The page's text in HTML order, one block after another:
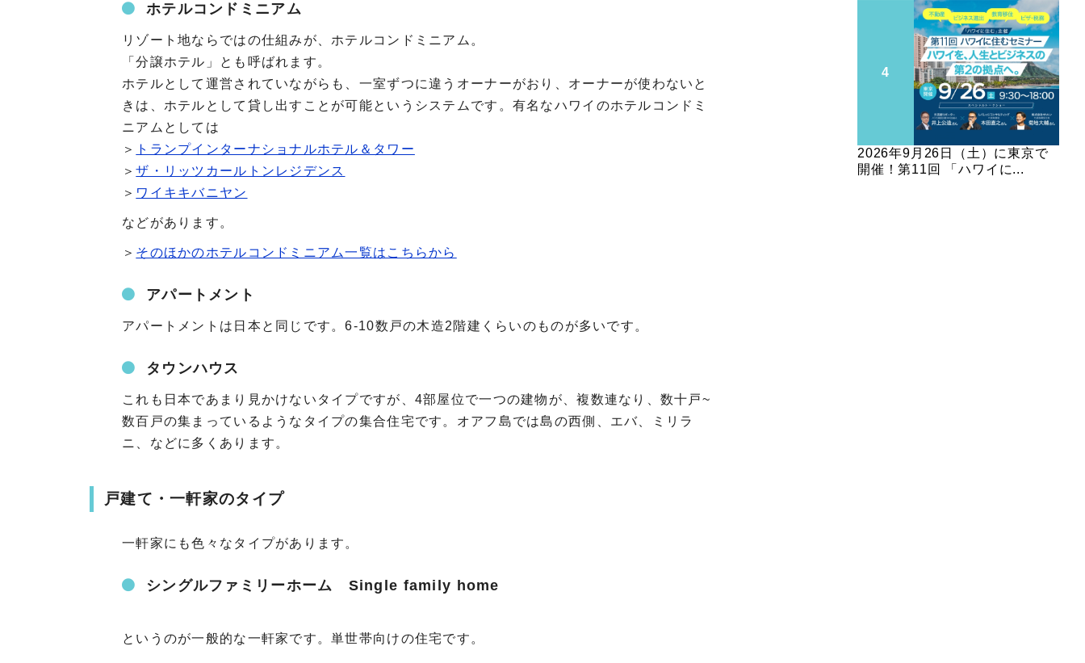
ホテルコンドミニアム
リゾート地ならではの仕組みが、ホテルコンドミニアム。
「分譲ホテル」とも呼ばれます。
ホテルとして運営されていながらも、一室ずつに違うオーナーがおり、オーナーが使わないと
きは、ホテルとして貸し出すことが可能というシステムです。有名なハワイのホテルコンドミ
ニアムとしては
＞
トランプインターナショナルホテル＆タワー
＞ザ・リッツカールトンレジデンス
＞ ワイキキバニヤン
などがあります。
＞ そのほかのホテルコンドミニアム一覧はこちらから
アパートメント
アパートメントは日本と同じです。6-10数戸の木造2階建くらいのものが多いです。
タウンハウス
これも日本であまり見かけないタイプですが、4部屋位で一つの建物が、複数連なり、数十戸~
数百戸の集まっているようなタイプの集合住宅です。オアフ島では島の西側、エバ、ミリラ
ニ、などに多くあります。
戸建て・一軒家のタイプ
一軒家にも色々なタイプがあります。
シングルファミリーホーム Single family home
というのが一般的な一軒家です。単世帯向けの住宅です。
2026年9月26日（土）に東京で
開催！第11回 「ハワイに...